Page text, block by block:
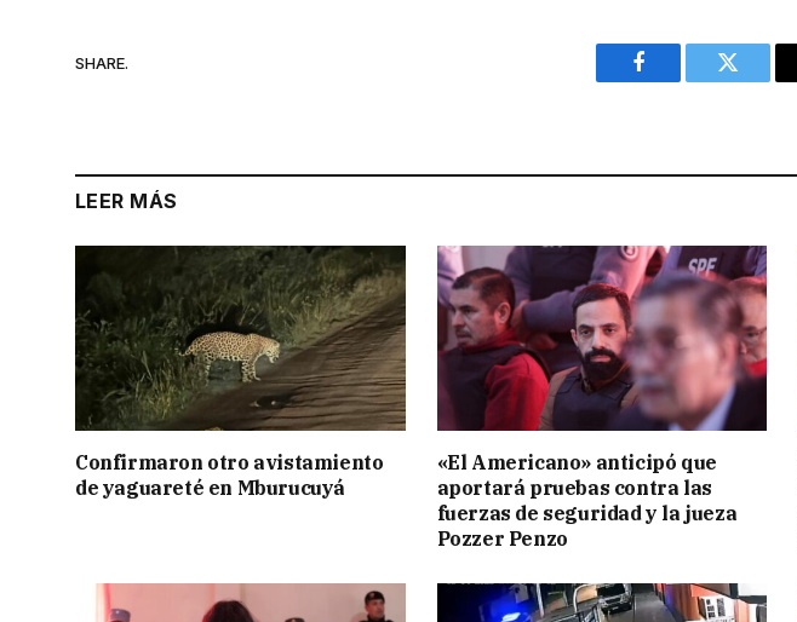
SHARE.
Facebook Twitter
LEER MÁS
Confirmaron otro avistamiento
de yaguareté en Mburucuyá
«El Americano» anticipó que
aportará pruebas contra las
fuerzas de seguridad y la jueza
Pozzer Penzo